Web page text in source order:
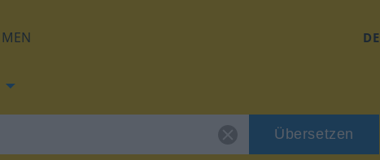
DE
Übersetzen